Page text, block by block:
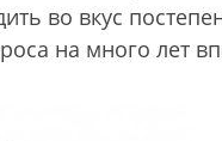
во вкус
на много лет